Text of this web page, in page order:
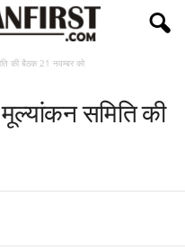
की बैठक 21 नवम्बर को
समिति की